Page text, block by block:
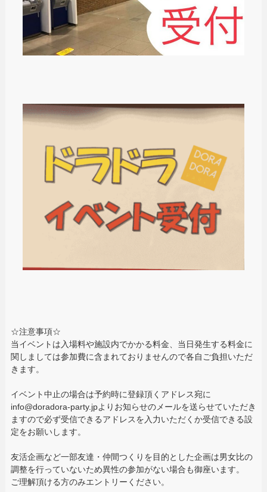
☆注意事項☆
当イベントは入場料や施設内でかかる料金、当日発生する料金に
関しましては参加費に含まれておりませんので各自ご負担いただ
きます。
イベント中止の場合は予約時に登録頂くアドレス宛に
info@doradora-party.jpよりお知らせのメールを送らせていただき
ますので必ず受信できるアドレスを入力いただくか受信できる設
定をお願いします。
友活企画など一部友達・仲間つくりを目的とした企画は男女比の
調整を行っていないため異性の参加がない場合も御座います。
ご理解頂ける方のみエントリーください。